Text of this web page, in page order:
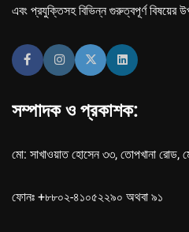
এবং প্রযুক্তিসহ বিভিন্ন গুরুত্বপূর্ণ বিষয়ের
সম্পাদক ও প্রকাশক:
মো: সাখাওয়াত হোসেন ৩৩, তোপখানা রোড,
ফোনঃ +৮৮০২-৪১০৫২২৯০ অথবা ৯১